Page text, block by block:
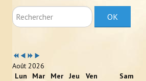
Rechercher OK
Année
précédente
Mois
précédent
Année
suivante
Mois
suivant
Août 2026
Lun
Mar Mer Jeu Ven Sam